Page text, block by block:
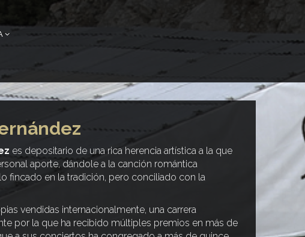
es depositario de una rica herencia artística a la que
aporte, dándole a la canción romántica
fincado en la tradición, pero conciliado con la
vendidas internacionalmente, una carrera
por la que ha recibido múltiples premios en más de